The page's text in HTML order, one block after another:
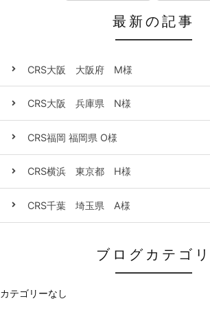
最新の記事
CRS大阪 大阪府 M様
CRS大阪 兵庫県 N様
CRS福岡 福岡県 O様
CRS横浜 東京都 H様
CRS千葉 埼玉県 A様
ブログカテゴリ
カテゴリーなし